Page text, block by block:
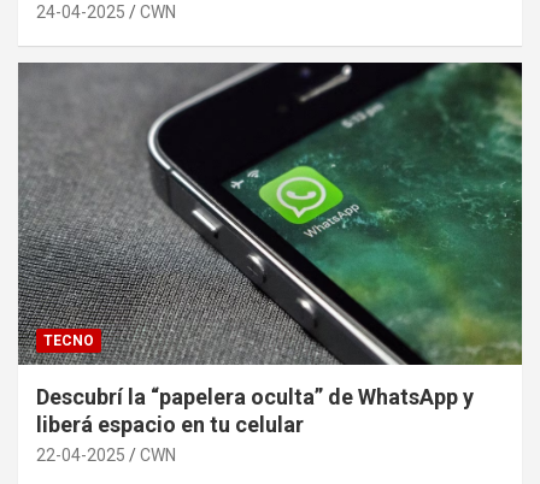
24-04-2025 CWN
TECNO
Descubrí la “papelera oculta” de WhatsApp y
liberá espacio en tu celular
22-04-2025 CWN